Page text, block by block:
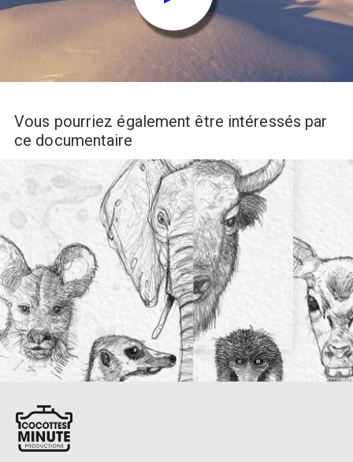
Vous pourriez également être intéressés par
ce documentaire